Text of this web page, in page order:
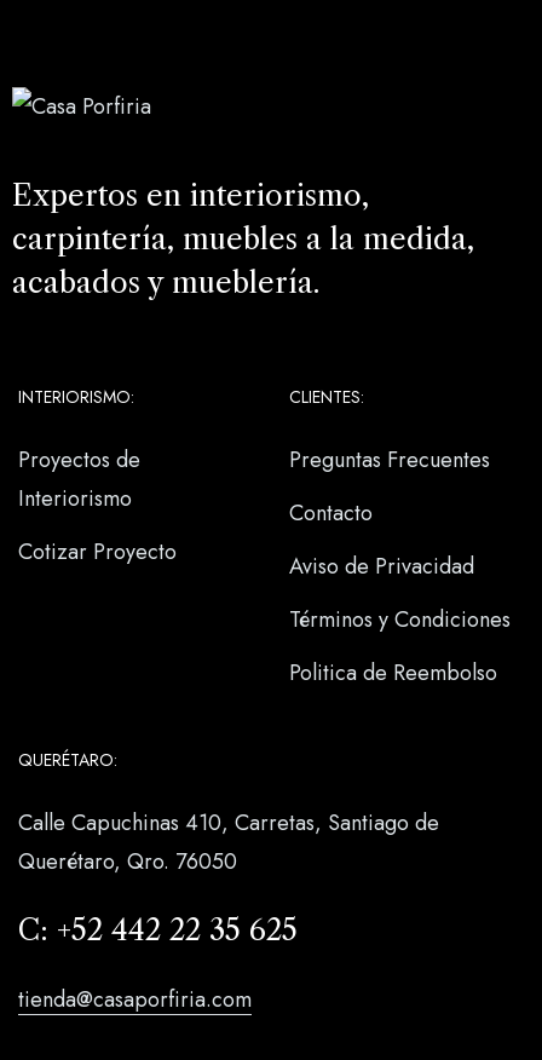
Expertos en interiorismo,
carpintería, muebles a la medida,
acabados y mueblería.
INTERIORISMO:
Proyectos de
Interiorismo
Cotizar Proyecto
CLIENTES:
Preguntas Frecuentes
Contacto
Aviso de Privacidad
Términos y Condiciones
Politica de Reembolso
QUERÉTARO:
Calle Capuchinas 410, Carretas, Santiago de
Querétaro, Qro. 76050
C: +52 442 22 35 625
tienda@casaporfiria.com